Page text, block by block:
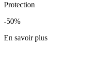
Protection
-50%
En savoir plus